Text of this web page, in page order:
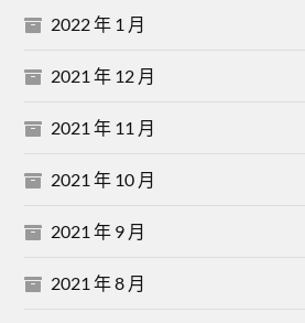
2022 年 1 月
2021 年 12 月
2021 年 11 月
2021 年 10 月
2021 年 9 月
2021 年 8 月